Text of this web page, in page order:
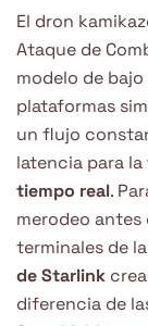
El dron
Ataque de
modelo de
plataformas
un flujo
latencia para la
tiempo real.
merodeo antes
terminales de la
de Starlink
diferencia de